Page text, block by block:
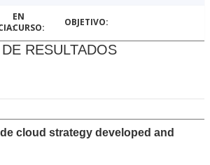
RESULTADOS
cloud strategy developed and